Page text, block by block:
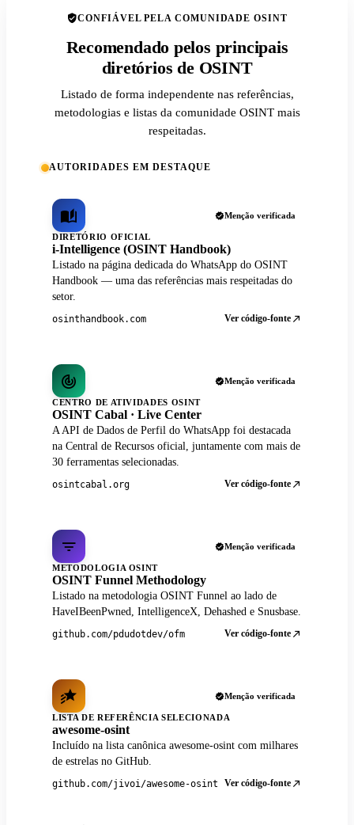
CONFIÁVEL PELA COMUNIDADE OSINT
Recomendado pelos principais
diretórios de OSINT
Listado de forma independente nas referências,
metodologias e listas da comunidade OSINT mais
respeitadas.
AUTORIDADES EM DESTAQUE
Menção verificada
DIRETÓRIO OFICIAL
i-Intelligence (OSINT Handbook)
Listado na página dedicada do WhatsApp do OSINT
Handbook — uma das referências mais respeitadas do
setor.
osinthandbook.com Ver código-fonte
Menção verificada
CENTRO DE ATIVIDADES OSINT
OSINT Cabal · Live Center
A API de Dados de Perfil do WhatsApp foi destacada
na Central de Recursos oficial, juntamente com mais de
30 ferramentas selecionadas.
osintcabal.org Ver código-fonte
Menção verificada
METODOLOGIA OSINT
OSINT Funnel Methodology
Listado na metodologia OSINT Funnel ao lado de
HaveIBeenPwned, IntelligenceX, Dehashed e Snusbase.
github.com/pdudotdev/ofm Ver código-fonte
Menção verificada
LISTA DE REFERÊNCIA SELECIONADA
awesome-osint
Incluído na lista canônica awesome-osint com milhares
de estrelas no GitHub.
github.com/jivoi/awesome-osint Ver código-fonte